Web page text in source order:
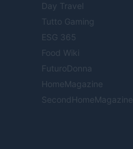
Day Travel
Tutto Gaming
ESG 365
Food Wiki
FuturoDonna
HomeMagazine
SecondHomeMagazine